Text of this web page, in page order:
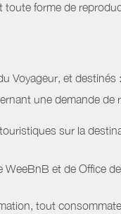
forme de
Voyageur, et destinés :
une demande
sur la
WeeBnB et de Office
tout